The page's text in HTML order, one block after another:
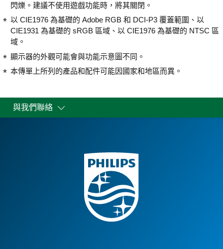
閃爍。建議不使用遊戲功能時，將其關閉。
以 CIE1976 為基礎的 Adobe RGB 和 DCI-P3 覆蓋範圍、以
CIE1931 為基礎的 sRGB 區域、以 CIE1976 為基礎的 NTSC 區
域。
顯示器的外觀可能會與功能示意圖不同。
本傳單上所列的產品和配件可能因國家和地區而異。
與我們聯絡